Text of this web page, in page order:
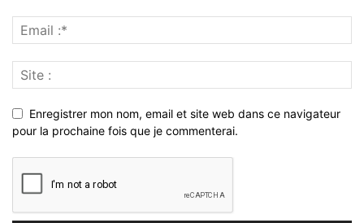
Enregistrer mon nom, email et site web dans ce navigateur
pour la prochaine fois que je commenterai.